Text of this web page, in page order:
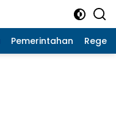
Pemerintahan